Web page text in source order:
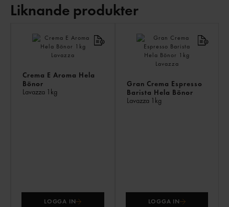
Liknande produkter
Crema E Aroma Hela
Bönor
Lavazza 1kg
LOGGA IN
Gran Crema Espresso
Barista Hela Bönor
Lavazza 1kg
LOGGA IN